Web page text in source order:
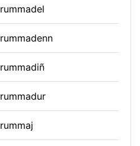
rummadel
rummadenn
rummadiñ
rummadur
rummaj